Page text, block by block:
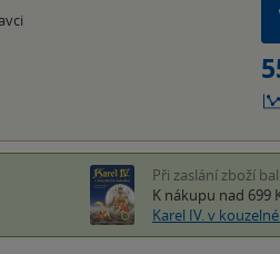
Při zaslání zboží
K nákupu nad 699
Karel IV. v